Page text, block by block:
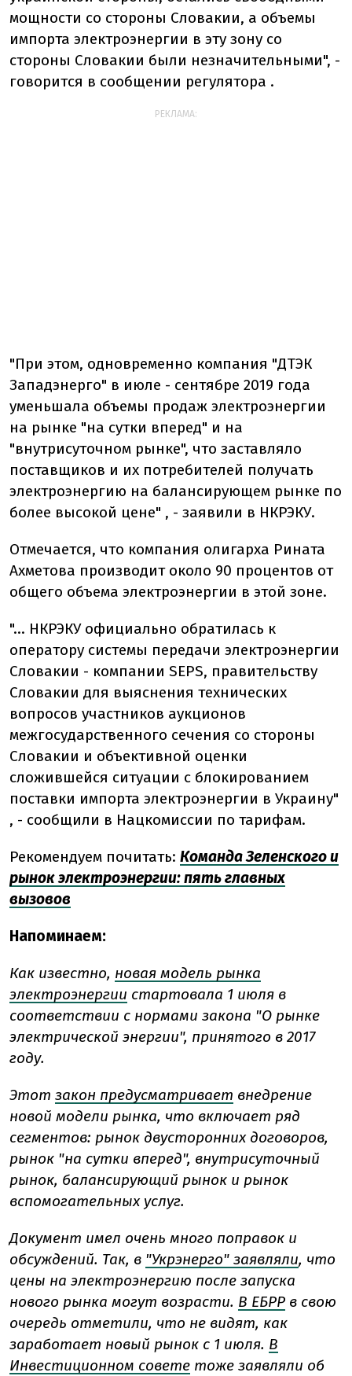
мощности со стороны Словакии, а объемы
импорта электроэнергии в эту зону со
стороны Словакии были незначительными", -
говорится в сообщении регулятора .
РЕКЛАМА:
"При этом, одновременно компания "ДТЭК
Западэнерго" в июле - сентябре 2019 года
уменьшала объемы продаж электроэнергии
на рынке "на сутки вперед" и на
"внутрисуточном рынке", что заставляло
поставщиков и их потребителей получать
электроэнергию на балансирующем рынке по
более высокой цене" , - заявили в НКРЭКУ.
Отмечается, что компания олигарха Рината
Ахметова производит около 90 процентов от
общего объема электроэнергии в этой зоне.
"... НКРЭКУ официально обратилась к
оператору системы передачи электроэнергии
Словакии - компании SEPS, правительству
Словакии для выяснения технических
вопросов участников аукционов
межгосударственного сечения со стороны
Словакии и объективной оценки
сложившейся ситуации с блокированием
поставки импорта электроэнергии в Украину"
, - сообщили в Нацкомиссии по тарифам.
Рекомендуем почитать: Команда Зеленского и
рынок электроэнергии: пять главных
вызовов
Напоминаем:
Как известно, новая модель рынка
электроэнергии стартовала 1 июля в
соответствии с нормами закона "О рынке
электрической энергии", принятого в 2017
году.
Этот закон предусматривает внедрение
новой модели рынка, что включает ряд
сегментов: рынок двусторонних договоров,
рынок "на сутки вперед", внутрисуточный
рынок, балансирующий рынок и рынок
вспомогательных услуг.
Документ имел очень много поправок и
обсуждений. Так, в "Укрэнерго" заявляли, что
цены на электроэнергию после запуска
нового рынка могут возрасти. В ЕБРР в свою
очередь отметили, что не видят, как
заработает новый рынок с 1 июля. В
Инвестиционном совете тоже заявляли об